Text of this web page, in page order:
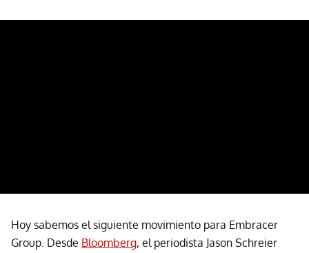
Hoy sabemos el siguiente movimiento para Embracer
Group. Desde Bloomberg, el periodista Jason Schreier